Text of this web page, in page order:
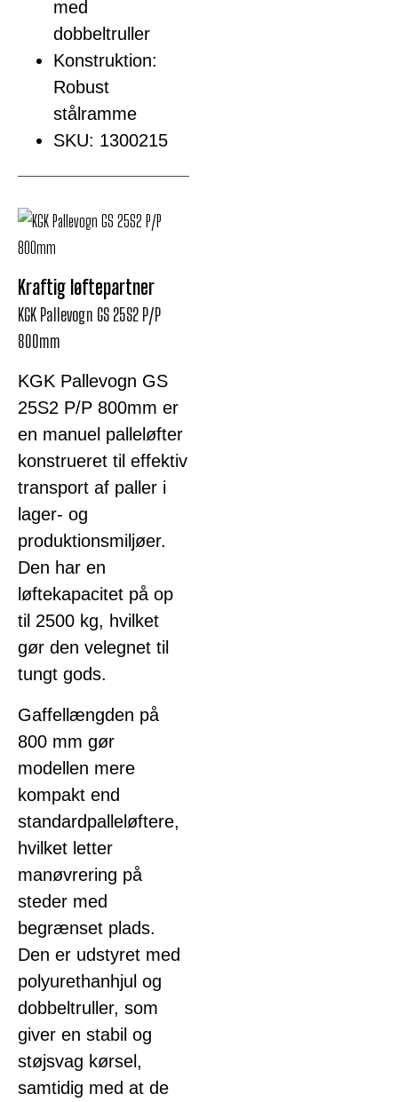
med
dobbeltruller
Konstruktion:
Robust
stålramme
SKU: 1300215
Kraftig løftepartner
KGK Pallevogn GS 25S2 P/P
800mm
KGK Pallevogn GS
25S2 P/P 800mm er
en manuel palleløfter
konstrueret til effektiv
transport af paller i
lager- og
produktionsmiljøer.
Den har en
løftekapacitet på op
til 2500 kg, hvilket
gør den velegnet til
tungt gods.
Gaffellængden på
800 mm gør
modellen mere
kompakt end
standardpalleløftere,
hvilket letter
manøvrering på
steder med
begrænset plads.
Den er udstyret med
polyurethanhjul og
dobbeltruller, som
giver en stabil og
støjsvag kørsel,
samtidig med at de